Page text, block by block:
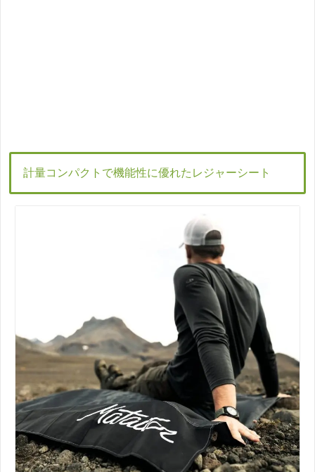
計量コンパクトで機能性に優れたレジャーシート